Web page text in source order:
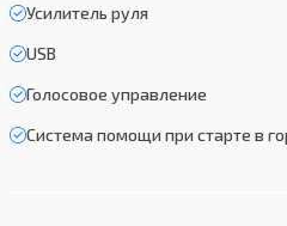
Усилитель руля
USB
Голосовое управление
Система помощи при старте в